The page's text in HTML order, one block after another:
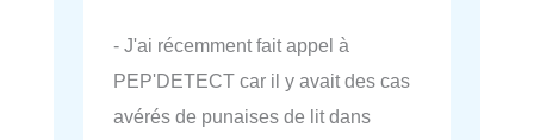
- J'ai récemment fait appel à
PEP'DETECT car il y avait des cas
avérés de punaises de lit dans